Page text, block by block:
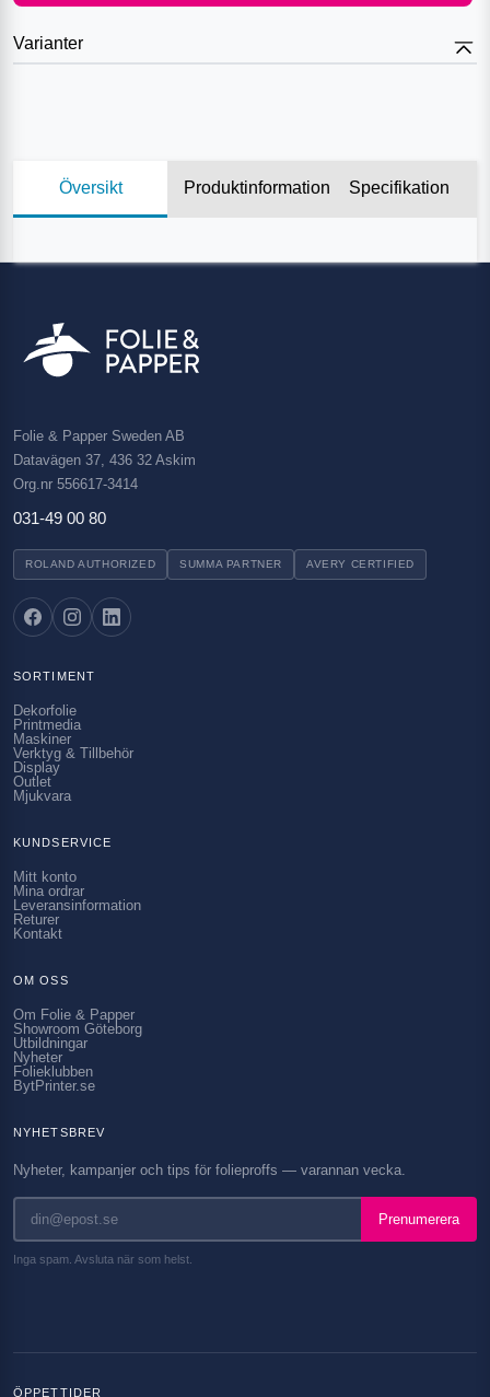
Varianter
Översikt Produktinformation Specifikation
Folie & Papper Sweden AB
Datavägen 37, 436 32 Askim
Org.nr 556617-3414
031-49 00 80
ROLAND AUTHORIZED SUMMA PARTNER AVERY CERTIFIED
SORTIMENT
Dekorfolie
Printmedia
Maskiner
Verktyg & Tillbehör
Display
Outlet
Mjukvara
KUNDSERVICE
Mitt konto
Mina ordrar
Leveransinformation
Returer
Kontakt
OM OSS
Om Folie & Papper
Showroom Göteborg
Utbildningar
Nyheter
Folieklubben
BytPrinter.se
NYHETSBREV
Nyheter, kampanjer och tips för folieproffs — varannan vecka.
Prenumerera
Inga spam. Avsluta när som helst.
ÖPPETTIDER